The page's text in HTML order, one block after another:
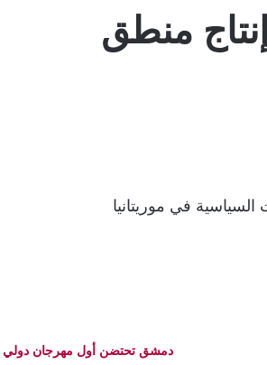
منطق
في موريتانيا
دمشق تحتضن أول مهرجان دولي